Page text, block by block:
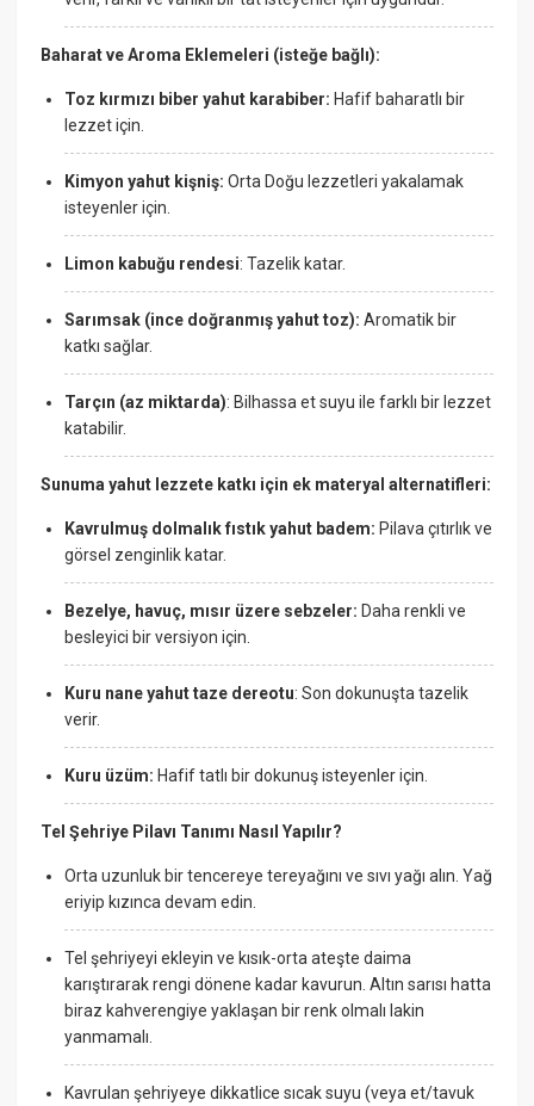
Baharat ve Aroma Eklemeleri (isteğe bağlı):
Toz kırmızı biber yahut karabiber: Hafif baharatlı bir
lezzet için.
Kimyon yahut kişniş:Orta Doğu lezzetleri yakalamak
isteyenler için.
Limon kabuğu rendesi: Tazelik katar.
Sarımsak (ince doğranmış yahut toz): Aromatik bir
katkı sağlar.
Tarçın (az miktarda): Bilhassa et suyu ile farklı bir lezzet
katabilir.
Sunuma yahut lezzete katkı için ek materyal alternatifleri:
Kavrulmuş dolmalık fıstık yahut badem: Pilava çıtırlık ve
görsel zenginlik katar.
Bezelye, havuç, mısır üzere sebzeler: Daha renkli ve
besleyici bir versiyon için.
Kuru nane yahut taze dereotu: Son dokunuşta tazelik
verir.
Kuru üzüm: Hafif tatlı bir dokunuş isteyenler için.
Tel Şehriye Pilavı Tanımı Nasıl Yapılır?
Orta uzunluk bir tencereye tereyağını ve sıvı yağı alın. Yağ
eriyip kızınca devam edin.
Tel şehriyeyi ekleyin ve kısık-orta ateşte daima
karıştırarak rengi dönene kadar kavurun. Altın sarısı hatta
biraz kahverengiye yaklaşan bir renk olmalı lakin
yanmamalı.
Kavrulan şehriyeye dikkatlice sıcak suyu (veya et/tavuk